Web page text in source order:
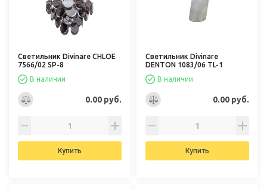
Светильник Divinare CHLOE
7566/02 SP-8
В наличии
0.00 руб.
Купить
Светильник Divinare
DENTON 1083/06 TL-1
В наличии
0.00 руб.
Купить